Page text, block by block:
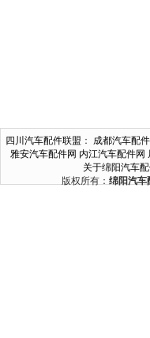
四川汽车配件联盟 ： 成都汽车配
雅安汽车配件网 内江汽车配件网
关于绵阳汽车
版权所有： 绵阳汽车